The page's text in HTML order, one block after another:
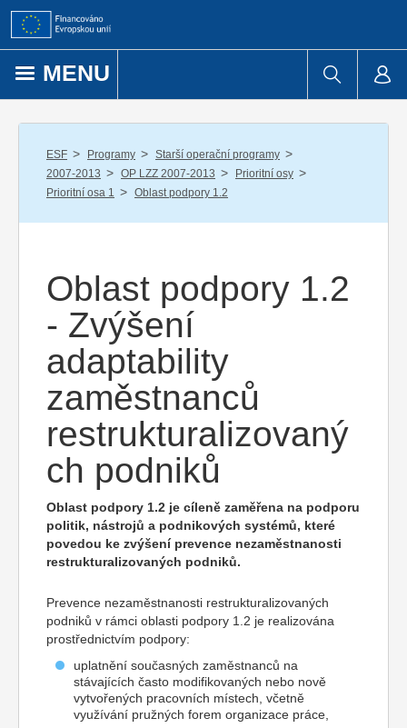
Přejít k obsahu
MENU
ESF / Programy / Starší operační programy /
2007-2013 / OP LZZ 2007-2013 / Prioritní osy /
Prioritní osa 1 / Oblast podpory 1.2
Oblast podpory 1.2
- Zvýšení
adaptability
zaměstnanců
restrukturalizovaný
ch podniků
Oblast podpory 1.2 je cíleně zaměřena na podporu
politik, nástrojů a podnikových systémů, které
povedou ke zvýšení prevence nezaměstnanosti
restrukturalizovaných podniků.
Prevence nezaměstnanosti restrukturalizovaných
podniků v rámci oblasti podpory 1.2 je realizována
prostřednictvím podpory:
uplatnění současných zaměstnanců na
stávajících často modifikovaných nebo nově
vytvořených pracovních místech, včetně
využívání pružných forem organizace práce,